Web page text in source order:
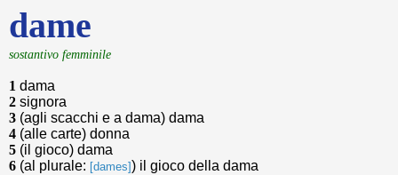
dame
sostantivo femminile
1 dama
2 signora
3 (agli scacchi e a dama) dama
4 (alle carte) donna
5 (il gioco) dama
6 (al plurale: [dames]) il gioco della dama